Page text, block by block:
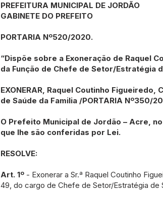
PREFEITURA MUNICIPAL DE JORDÃO
GABINETE DO PREFEITO
PORTARIA Nº520/2020.
“Dispõe sobre a Exoneração de Raquel
da Função de Chefe de Setor/Estratégia
EXONERAR, Raquel Coutinho
de Saúde da Familia /PORTARIA Nº350/
O Prefeito Municipal de Jordão – Acre,
que lhe são conferidas por Lei.
RESOLVE:
Art. 1º - Exonerar a Sr.ª Raquel Coutinho
49, do cargo de Chefe de Setor/Estratégia de